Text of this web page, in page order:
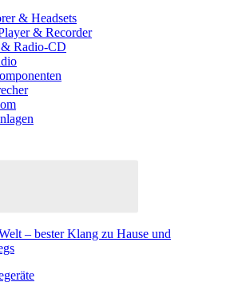
& Headsets
& Recorder
Radio-CD
– bester Klang zu Hause und